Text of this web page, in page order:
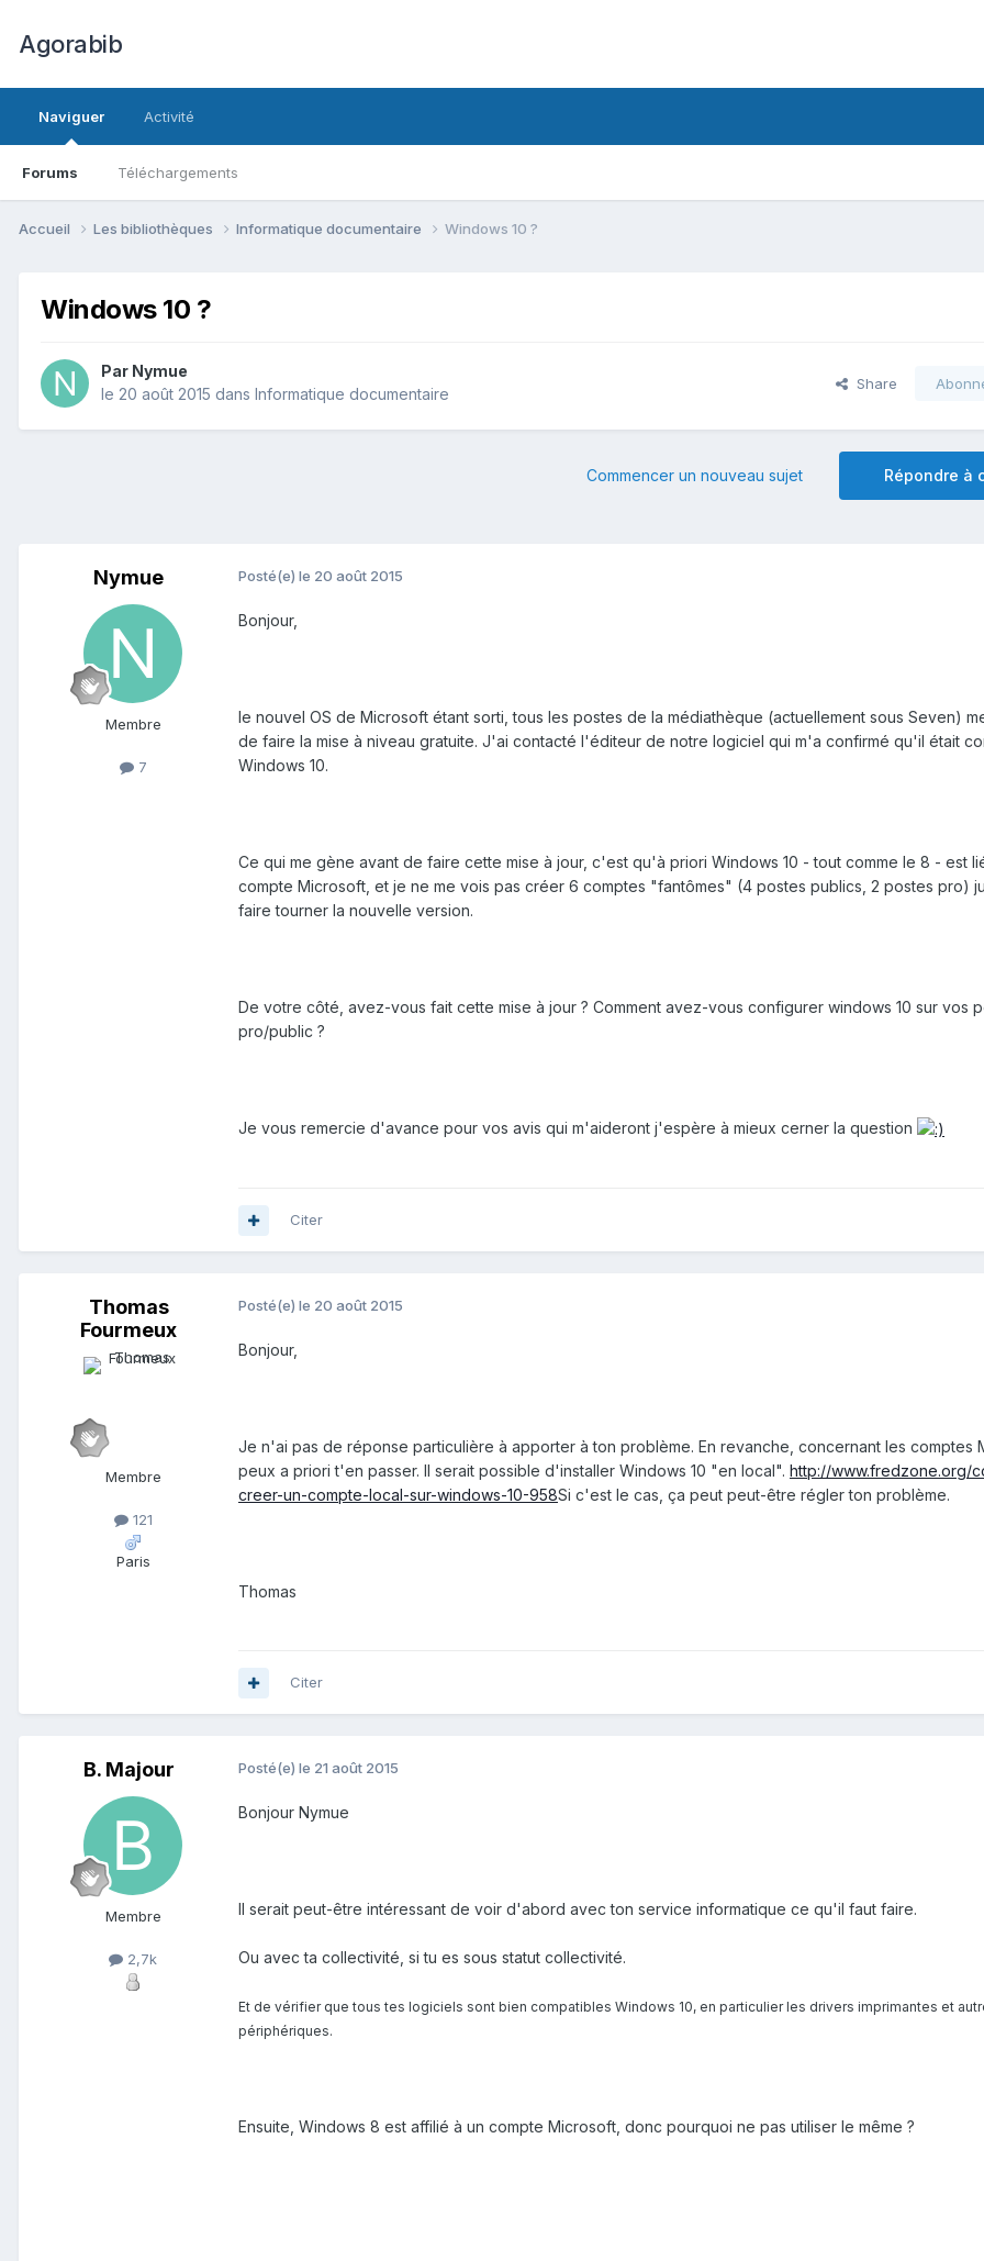
Agorabib
Naviguer
Forums Téléchargements
Activité
Accueil Les bibliothèques Informatique documentaire Windows 10 ?
Windows 10 ?
Par Nymue
le 20 août 2015 dans Informatique documentaire
Share
Répondre à
Commencer un nouveau sujet
Nymue
Membre
7
Posté(e) le 20 août 2015
Bonjour,
le nouvel OS de Microsoft étant sorti, tous les postes de la médiathèque (actuellement sous Seven)
de faire la mise à niveau gratuite. J'ai contacté l'éditeur de notre logiciel qui m'a confirmé qu'il était
Windows 10.
Ce qui me gène avant de faire cette mise à jour, c'est qu'à priori Windows 10 - tout comme le 8 - est
compte Microsoft, et je ne me vois pas créer 6 comptes "fantômes" (4 postes publics, 2 postes pro)
faire tourner la nouvelle version.
De votre côté, avez-vous fait cette mise à jour ? Comment avez-vous configurer windows 10 sur vos
pro/public ?
Je vous remercie d'avance pour vos avis qui m'aideront j'espère à mieux cerner la question
Citer
Thomas
Fourmeux
Membre
121
Paris
Posté(e) le 20 août 2015
Bonjour,
Je n'ai pas de réponse particulière à apporter à ton problème. En revanche, concernant les comptes
peux a priori t'en passer. Il serait possible d'installer Windows 10 "en local". http://www.fredzone.org/
creer-un-compte-local-sur-windows-10-958Si c'est le cas, ça peut peut-être régler ton problème.
Thomas
Citer
B. Majour
Membre
2,7k
Posté(e) le 21 août 2015
Bonjour Nymue
Il serait peut-être intéressant de voir d'abord avec ton service informatique ce qu'il faut faire.
Ou avec ta collectivité, si tu es sous statut collectivité.
Et de vérifier que tous tes logiciels sont bien compatibles Windows 10, en particulier les drivers imprimantes et
périphériques.
Ensuite, Windows 8 est affilié à un compte Microsoft, donc pourquoi ne pas utiliser le même ?